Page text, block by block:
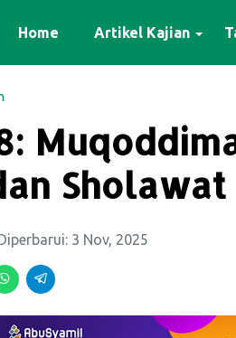
Home Artikel Kajian
Sholawat
3 Nov, 2025